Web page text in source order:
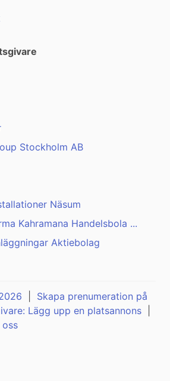
Stockholm AB
Näsum
Kahramana Handelsbola ...
Aktiebolag
Skapa prenumeration på
Lägg upp en platsannons
oss